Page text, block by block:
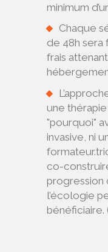
minimum
Chaque
de 48h sera
frais
une
"pourquoi"
invasive, ni
co-
progression
l’écologie
bénéficiaire.